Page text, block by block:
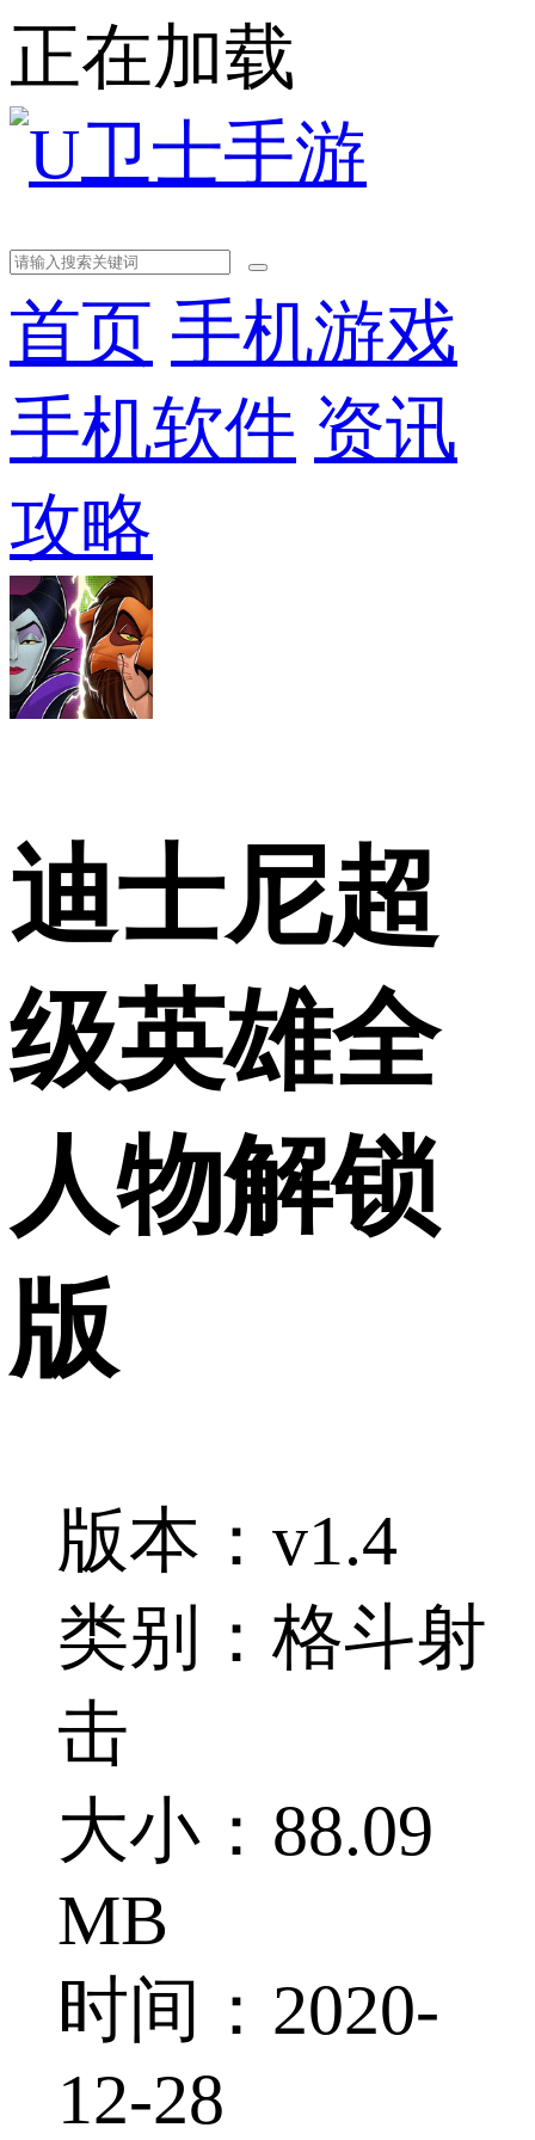
正在加载
首页 手机游戏
手机软件 资讯
攻略
迪士尼超
级英雄全
人物解锁
版
版本：v1.4
类别：格斗射
击
大小：88.09
MB
时间：2020-
12-28